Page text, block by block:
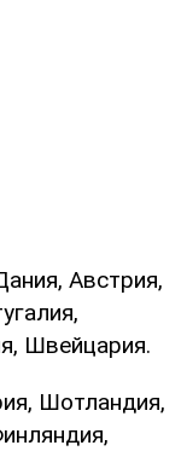
Австрия,
Швейцария.
Шотландия,